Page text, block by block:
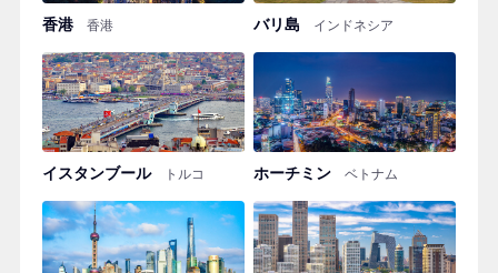
香港 香港 バリ島 インドネシア
イスタンブール トルコ ホーチミン ベトナム